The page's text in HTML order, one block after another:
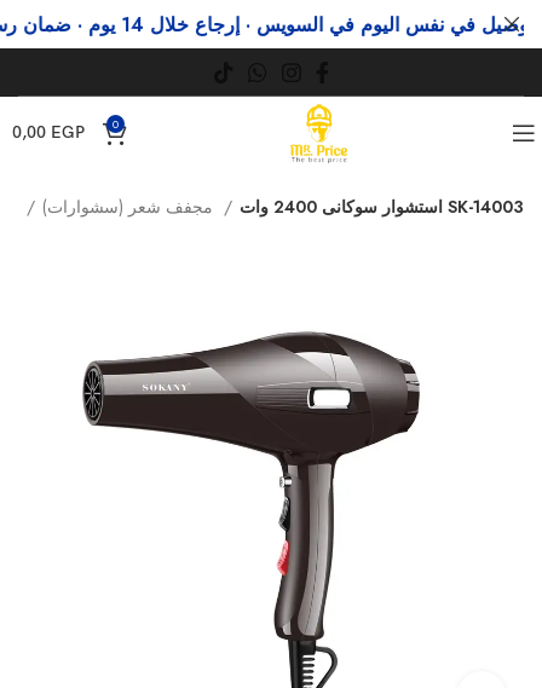
0
0,00 EGP
استشوار سوكانى 2400 وات SK-14003
في نفس اليوم في السويس · إرجاع خلال 14 يوم · ضمان رسمي